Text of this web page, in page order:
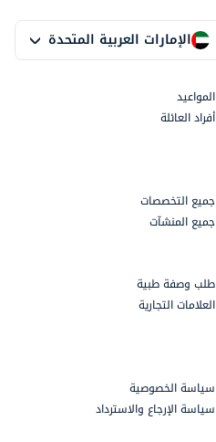
الإمارات العربية المتحدة
المواعيد
أفراد العائلة
جميع التخصصات
جميع المنشآت
طلب وصفة طبية
العلامات التجارية
سياسة الخصوصية
سياسة الإرجاع والاسترداد